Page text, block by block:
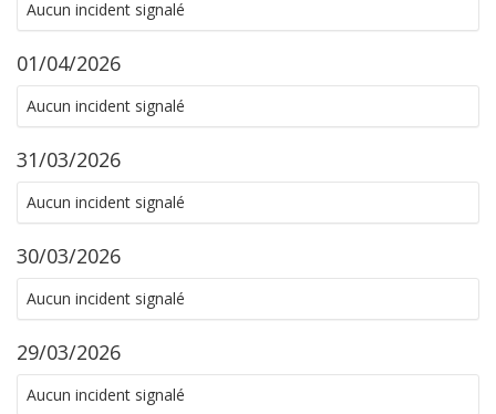
Aucun incident signalé
01/04/2026
Aucun incident signalé
31/03/2026
Aucun incident signalé
30/03/2026
Aucun incident signalé
29/03/2026
Aucun incident signalé